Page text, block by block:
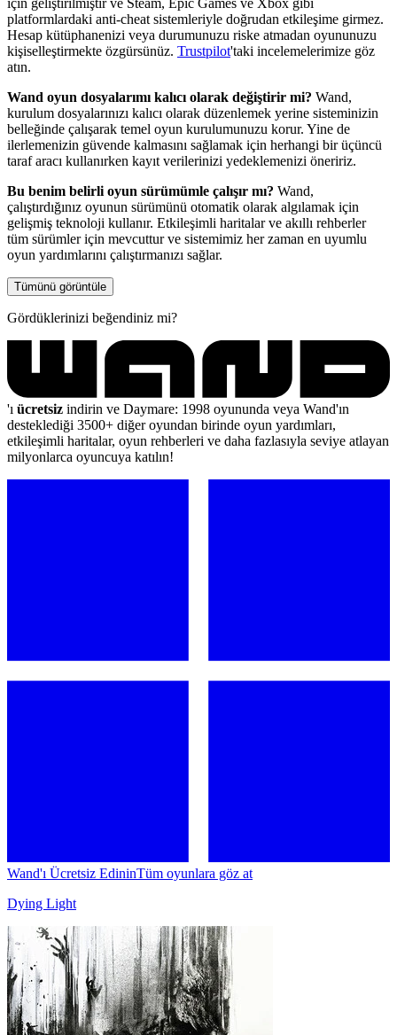
platformlardaki anti-cheat sistemleriyle doğrudan etkileşime girmez.
Hesap kütüphanenizi veya durumunuzu riske atmadan oyununuzu
kişiselleştirmekte özgürsünüz. Trustpilot'taki incelemelerimize göz
atın.
Wand oyun dosyalarımı kalıcı olarak değiştirir mi? Wand,
kurulum dosyalarınızı kalıcı olarak düzenlemek yerine sisteminizin
belleğinde çalışarak temel oyun kurulumunuzu korur. Yine de
ilerlemenizin güvende kalmasını sağlamak için herhangi bir üçüncü
taraf aracı kullanırken kayıt verilerinizi yedeklemenizi öneririz.
Bu benim belirli oyun sürümümle çalışır mı? Wand,
çalıştırdığınız oyunun sürümünü otomatik olarak algılamak için
gelişmiş teknoloji kullanır. Etkileşimli haritalar ve akıllı rehberler
tüm sürümler için mevcuttur ve sistemimiz her zaman en uyumlu
oyun yardımlarını çalıştırmanızı sağlar.
Tümünü görüntüle
Gördüklerinizi beğendiniz mi?
'ı ücretsiz indirin ve Daymare: 1998 oyununda veya Wand'ın
desteklediği 3500+ diğer oyundan birinde oyun yardımları,
etkileşimli haritalar, oyun rehberleri ve daha fazlasıyla seviye atlayan
milyonlarca oyuncuya katılın!
Wand'ı Ücretsiz EdininTüm oyunlara göz at
Dying Light